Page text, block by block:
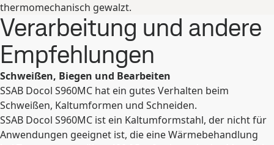
thermomechanisch gewalzt.
Verarbeitung und andere
Empfehlungen
Schweißen, Biegen und Bearbeiten
SSAB Docol S960MC hat ein gutes Verhalten beim
Schweißen, Kaltumformen und Schneiden.
SSAB Docol S960MC ist ein Kaltumformstahl, der nicht für
Anwendungen geeignet ist, die eine Wärmebehandlung